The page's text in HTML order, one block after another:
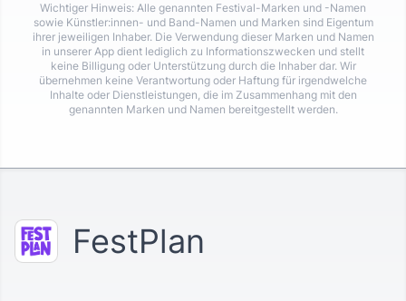
Wichtiger Hinweis: Alle genannten Festival-Marken und -Namen
sowie Künstler:innen- und Band-Namen und Marken sind Eigentum
ihrer jeweiligen Inhaber. Die Verwendung dieser Marken und Namen
in unserer App dient lediglich zu Informationszwecken und stellt
keine Billigung oder Unterstützung durch die Inhaber dar. Wir
übernehmen keine Verantwortung oder Haftung für irgendwelche
Inhalte oder Dienstleistungen, die im Zusammenhang mit den
genannten Marken und Namen bereitgestellt werden.
FestPlan